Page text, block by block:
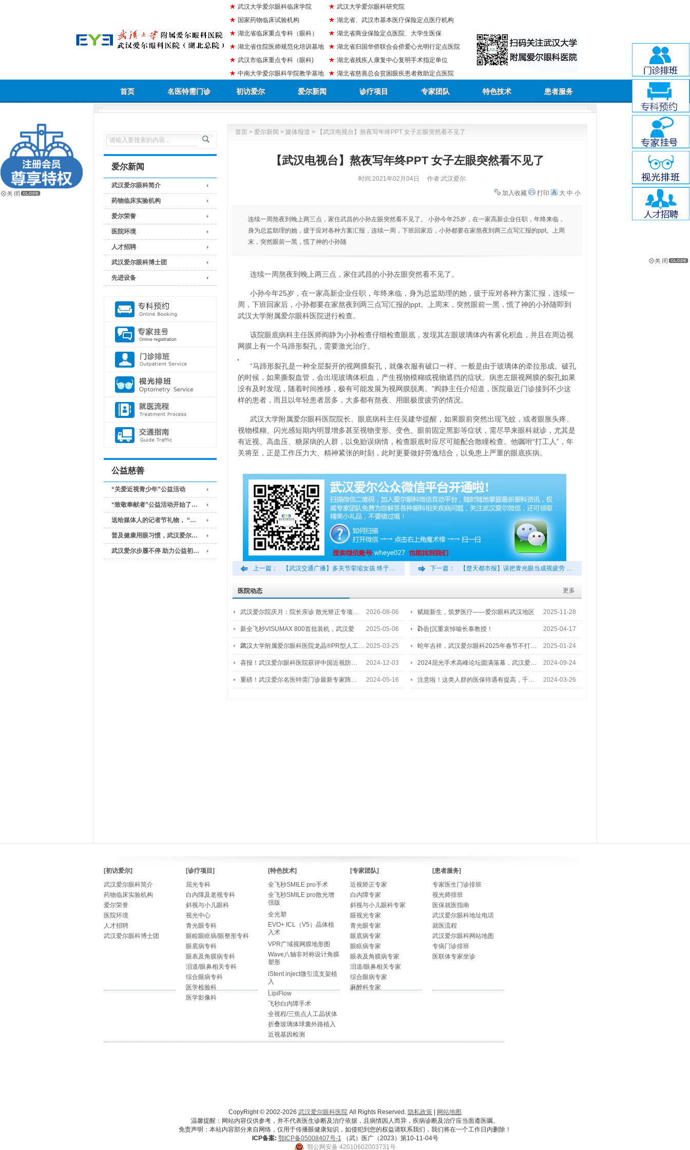
武汉大学爱尔眼科临床学院
国家药物临床试验机构
湖北省临床重点专科（眼科）
湖北省住院医师规范化培训基地
武汉市临床重点专科（眼科)
中南大学爱尔眼科学院教学基地
武汉大学爱尔眼科研究院
湖北省、武汉市基本医疗保险定点医疗机构
湖北省商业保险定点医院、大学生医保
湖北省归国华侨联合会侨爱心光明行定点医院
湖北省残疾人康复中心复明手术指定单位
湖北省慈善总会贫困眼疾患者救助定点医院
首页 名医特需门诊 初访爱尔 爱尔新闻 诊疗项目 专家团队 特色技术 患者服务
爱尔新闻
武汉爱尔眼科简介
药物临床实验机构
爱尔荣誉
医院环境
人才招聘
武汉爱尔眼科博士团
先进设备
公益慈善
“关爱近视青少年”公益活动
“致敬奉献者”公益活动开始了…
送给媒体人的记者节礼物， “…
普及健康用眼习惯，武汉爱尔…
武汉爱尔步履不停 助力公益初…
首页 > 爱尔新闻 > 媒体报道 > 【武汉电视台】熬夜写年终PPT 女子左眼突然看不见了
【武汉电视台】熬夜写年终PPT 女子左眼突然看不见了
时间:2021年02月04日
作者:武汉爱尔
加入收藏
打印 大 中 小
连续一周熬夜到晚上两三点，家住武昌的小孙左眼突然看不见了。 小孙今年25岁，在一家高新企业任职，年终来临，
身为总监助理的她，疲于应对各种方案汇报，连续一周，下班回家后，小孙都要在家熬夜到两三点写汇报的ppt。上周
末，突然眼前一黑，慌了神的小孙随
连续一周熬夜到晚上两三点，家住武昌的小孙左眼突然看不见了。
小孙今年25岁，在一家高新企业任职，年终来临，身为总监助理的她，疲于应对各种方案汇报，连续一
周，下班回家后，小孙都要在家熬夜到两三点写汇报的ppt。上周末，突然眼前一黑，慌了神的小孙随即到
武汉大学附属爱尔眼科医院进行检查。
该院眼底病科主任医师阎静为小孙检查仔细检查眼底，发现其左眼玻璃体内有雾化积血，并且在周边视
网膜上有一个马蹄形裂孔，需要激光治疗。
“马蹄形裂孔是一种全层裂开的视网膜裂孔，就像衣服有破口一样。一般是由于玻璃体的牵拉形成。破孔
的时候，如果撕裂血管，会出现玻璃体积血，产生视物模糊或视物遮挡的症状。病患左眼视网膜的裂孔如果
没有及时发现，随着时间推移，极有可能发展为视网膜脱离。”阎静主任介绍道，医院最近门诊接到不少这
样的患者，而且以年轻患者居多，大多都有熬夜、用眼极度疲劳的情况。
武汉大学附属爱尔眼科医院院长、眼底病科主任吴建华提醒，如果眼前突然出现飞蚊，或者眼胀头疼、
视物模糊、闪光感短期内明显增多甚至视物变形、变色、眼前固定黑影等症状，需尽早来眼科就诊，尤其是
有近视、高血压、糖尿病的人群，以免贻误病情，检查眼底时应尽可能配合散瞳检查。他嘱咐“打工人”，年
关将至，正是工作压力大、精神紧张的时刻，此时更要做好劳逸结合，以免患上严重的眼底疾病。
上一篇： 【武汉交通广播】多关节挛缩女孩 终于… 下一篇： 【楚天都市报】误把青光眼当成视疲劳 …
更多
医院动态
武汉爱尔院庆月：院长亲诊 散光矫正专项… 2026-08-06 赋能新生，筑梦医疗——爱尔眼科武汉地区
2…
2025-11-28
新全飞秒VISUMAX 800首批装机，武汉爱
尔…
2025-05-06 讣告|沉重哀悼喻长泰教授！ 2025-04-17
武汉大学附属爱尔眼科医院龙晶®PR型人工… 2025-03-25 蛇年吉祥，武汉爱尔眼科2025年春节不打… 2025-01-24
喜报！武汉爱尔眼科医院获评中国近视防… 2024-12-03 2024屈光手术高峰论坛圆满落幕，武汉爱… 2024-09-24
重磅！武汉爱尔名医特需门诊最新专家阵… 2024-05-16 注意啦！这类人群的医保待遇有提高，千… 2024-03-26
[初访爱尔]
武汉爱尔眼科简介
药物临床实验机构
爱尔荣誉
医院环境
人才招聘
武汉爱尔眼科博士团
[诊疗项目]
屈光专科
白内障及老视专科
斜视与小儿眼科
视光中心
青光眼专科
眼睑眼眶病/眼整形专科
眼底病专科
眼表及角膜病专科
泪道/眼鼻相关专科
综合眼病专科
医学检验科
医学影像科
[特色技术]
全飞秒SMILE pro手术
全飞秒SMILE pro散光增
强版
全光塑
EVO+ ICL（V5）晶体植
入术
VPR广域视网膜地形图
Wave八轴非对称设计角膜
塑形
iStent inject微引流支架植
入
LipiFlow
飞秒白内障手术
全视程/三焦点人工晶状体
折叠玻璃体球囊外路植入
近视基因检测
[专家团队]
近视矫正专家
白内障专家
斜视与小儿眼科专家
眼视光专家
青光眼专家
眼底病专家
眼眶病专家
眼表及角膜病专家
泪道/眼鼻相关专家
综合眼病专家
麻醉科专家
[患者服务]
专家医生门诊排班
视光师排班
医保就医指南
武汉爱尔眼科地址电话
就医流程
武汉爱尔眼科网站地图
专病门诊排班
医联体专家坐诊
CopyRight © 2002-2026 武汉爱尔眼科医院 All Rights Reserved. 隐私政策
网站地图
温馨提醒：网站内容仅供参考，并不代表医生诊断及治疗依据，且病情因人而异，疾病诊断及治疗应当面遵医嘱。
免责声明：本站内容部分来自网络，仅用于传播眼健康知识，如侵犯到您的权益请联系我们，我们将在一个工作日内删除！
ICP备案: 鄂ICP备05008407号-1 （武）医广（2023）第10-11-04号
鄂公网安备 42010602003731号